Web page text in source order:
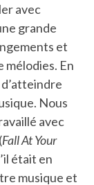
avec
grande
et
En
Nous
avec
Fall At Your
était en
musique et